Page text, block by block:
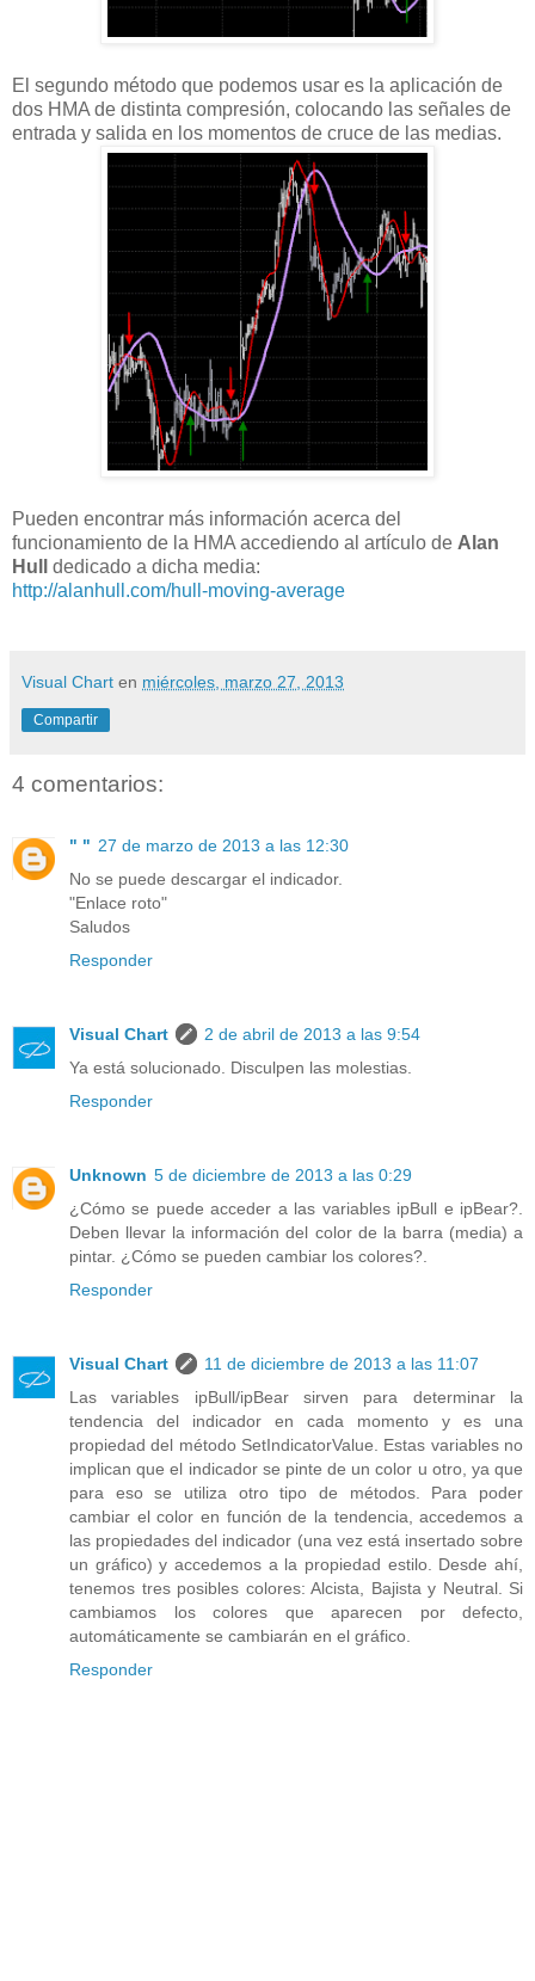
El segundo método que podemos usar es la aplicación de
dos HMA de distinta compresión, colocando las señales de
entrada y salida en los momentos de cruce de las medias.
Pueden encontrar más información acerca del
funcionamiento de la HMA accediendo al artículo de Alan
Hull
dedicado a dicha media:
http://alanhull.com/hull-moving-average
Visual Chart en miércoles, marzo 27, 2013
Compartir
4 comentarios:
" " 27 de marzo de 2013 a las 12:30
No se puede descargar el indicador.
"Enlace roto"
Saludos
Responder
Visual Chart
2 de abril de 2013 a las 9:54
Ya está solucionado. Disculpen las molestias.
Responder
Unknown 5 de diciembre de 2013 a las 0:29
¿Cómo se puede acceder a las variables ipBull e ipBear?.
Deben llevar la información del color de la barra (media) a
pintar. ¿Cómo se pueden cambiar los colores?.
Responder
Visual Chart
11 de diciembre de 2013 a las 11:07
Las variables ipBull/ipBear sirven para determinar la
tendencia del indicador en cada momento y es una
propiedad del método SetIndicatorValue. Estas variables no
implican que el indicador se pinte de un color u otro, ya que
para eso se utiliza otro tipo de métodos. Para poder
cambiar el color en función de la tendencia, accedemos a
las propiedades del indicador (una vez está insertado sobre
un gráfico) y accedemos a la propiedad estilo. Desde ahí,
tenemos tres posibles colores: Alcista, Bajista y Neutral. Si
cambiamos los colores que aparecen por defecto,
automáticamente se cambiarán en el gráfico.
Responder